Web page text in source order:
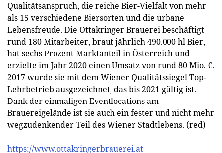
Qualitätsanspruch, die reiche Bier-Vielfalt von mehr
als 15 verschiedene Biersorten und die urbane
Lebensfreude. Die Ottakringer Brauerei beschäftigt
rund 180 Mitarbeiter, braut jährlich 490.000 hl Bier,
hat sechs Prozent Marktanteil in Österreich und
erzielte im Jahr 2020 einen Umsatz von rund 80 Mio. €.
2017 wurde sie mit dem Wiener Qualitätssiegel Top-
Lehrbetrieb ausgezeichnet, das bis 2021 gültig ist.
Dank der einmaligen Eventlocations am
Brauereigelände ist sie auch ein fester und nicht mehr
wegzudenkender Teil des Wiener Stadtlebens. (red)
https://www.ottakringerbrauerei.at